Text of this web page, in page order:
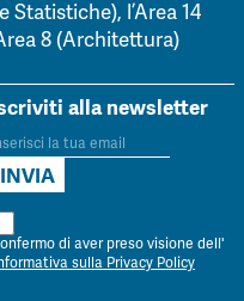
Statistiche), l’Area 14
8 (Architettura)
alla newsletter
di aver preso visione dell'
sulla Privacy Policy